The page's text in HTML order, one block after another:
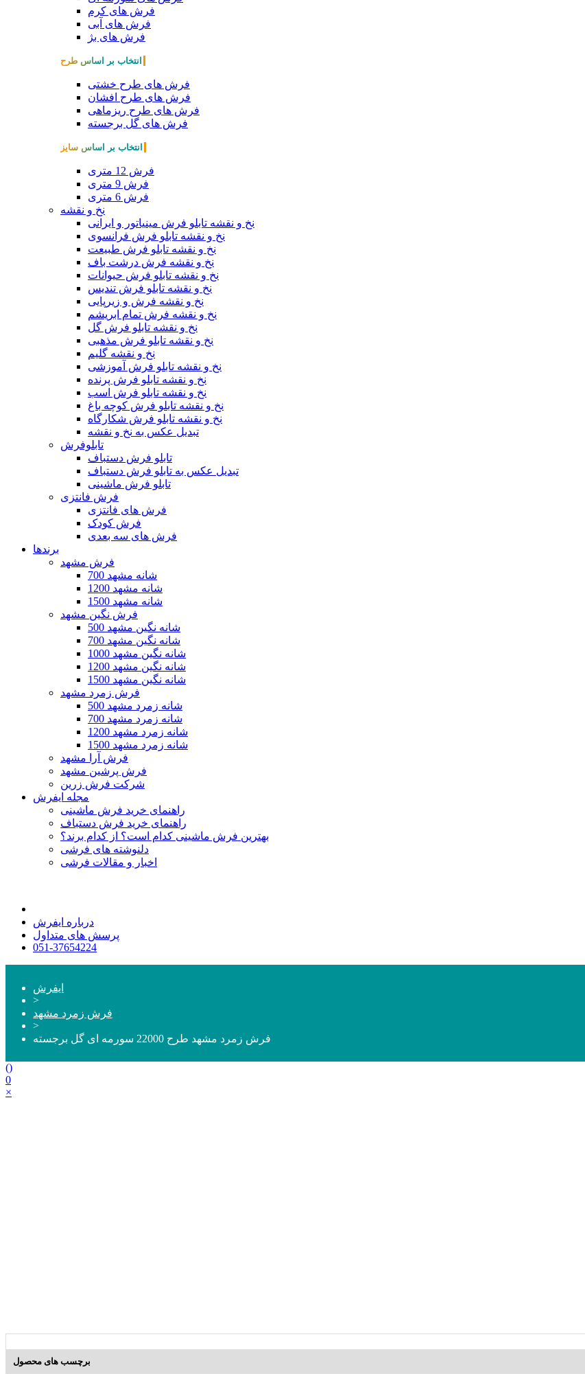
فرش های کرم
فرش های آبی
فرش های بژ
انتخاب بر اساس طرح
فرش های طرح خشتی
فرش های طرح افشان
فرش های طرح ریزماهی
فرش های گل برجسته
انتخاب بر اساس سایز
فرش 12 متری
فرش 9 متری
فرش 6 متری
نخ و نقشه
نخ و نقشه تابلو فرش مینیاتور و ایرانی
نخ و نقشه تابلو فرش فرانسوی
نخ و نقشه تابلو فرش طبیعت
نخ و نقشه فرش درشت باف
نخ و نقشه تابلو فرش حیوانات
نخ و نقشه تابلو فرش تندیس
نخ و نقشه فرش و زیرپایی
نخ و نقشه فرش تمام ابریشم
نخ و نقشه تابلو فرش گل
نخ و نقشه تابلو فرش مذهبی
نخ و نقشه گلیم
نخ و نقشه تابلو فرش آموزشی
نخ و نقشه تابلو فرش پرنده
نخ و نقشه تابلو فرش اسب
نخ و نقشه تابلو فرش کوچه باغ
نخ و نقشه تابلو فرش شکارگاه
تبدیل عکس به نخ و نقشه
تابلوفرش
تابلو فرش دستباف
تبدیل عکس به تابلو فرش دستباف
تابلو فرش ماشینی
فرش فانتزی
فرش های فانتزی
فرش کودک
فرش های سه بعدی
برندها
فرش مشهد
700 شانه مشهد
1200 شانه مشهد
1500 شانه مشهد
فرش نگین مشهد
500 شانه نگین مشهد
700 شانه نگین مشهد
1000 شانه نگین مشهد
1200 شانه نگین مشهد
1500 شانه نگین مشهد
فرش زمرد مشهد
500 شانه زمرد مشهد
700 شانه زمرد مشهد
1200 شانه زمرد مشهد
1500 شانه زمرد مشهد
فرش آرا مشهد
فرش پرشین مشهد
شرکت فرش زرین
مجله ایفرش
راهنمای خرید فرش ماشینی
راهنمای خرید فرش دستباف
بهترین فرش ماشینی کدام است؟ از کدام برند؟
دلنوشته های فرشی
اخبار و مقالات فرشی
درباره ایفرش
پرسش های متداول
051-37654224
ایفرش
>
فرش زمرد مشهد
>
فرش زمرد مشهد طرح 22000 سورمه ای گل برجسته
()
0
×
برچسب های محصول